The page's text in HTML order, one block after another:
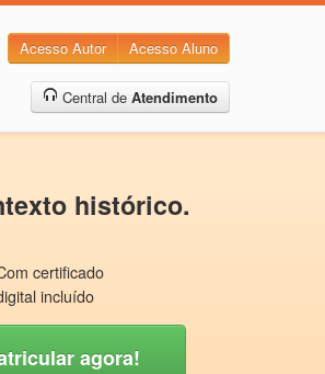
Acesso Autor Acesso Aluno
Central de Atendimento
histórico.
certificado
incluído
agora!